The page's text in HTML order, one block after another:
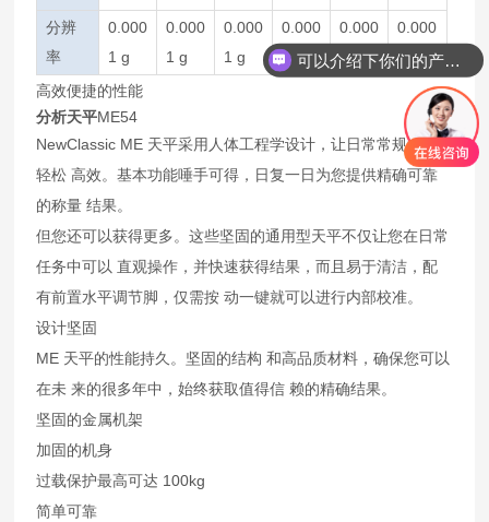
分辨
率
0.000
1 g
0.000
1 g
0.000
1 g
0.000
1 g
0.000
1 g
0.000
1 g
高效便捷的性能
分析天平ME54
NewClassic ME 天平采用人体工程学设计，让日常常规称量
轻松 高效。基本功能唾手可得，日复一日为您提供精确可靠
的称量 结果。
但您还可以获得更多。这些坚固的通用型天平不仅让您在日常
任务中可以 直观操作，并快速获得结果，而且易于清洁，配
有前置水平调节脚，仅需按 动一键就可以进行内部校准。
设计坚固
ME 天平的性能持久。坚固的结构 和高品质材料，确保您可以
在未 来的很多年中，始终获取值得信 赖的精确结果。
坚固的金属机架
加固的机身
过载保护最高可达 100kg
简单可靠
可以介绍下你们的产品么